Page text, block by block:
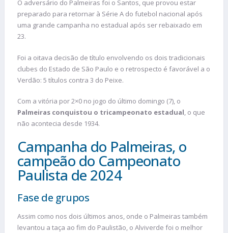
O adversário do Palmeiras foi o Santos, que provou estar
preparado para retornar à Série A do futebol nacional após
uma grande campanha no estadual após ser rebaixado em
23.
Foi a oitava decisão de título envolvendo os dois tradicionais
clubes do Estado de São Paulo e o retrospecto é favorável a o
Verdão: 5 títulos contra 3 do Peixe.
Com a vitória por 2×0 no jogo do último domingo (7), o
Palmeiras conquistou o tricampeonato estadual, o que
não acontecia desde 1934.
Campanha do Palmeiras, o
campeão do Campeonato
Paulista de 2024
Fase de grupos
Assim como nos dois últimos anos, onde o Palmeiras também
levantou a taça ao fim do Paulistão, o Alviverde foi o melhor